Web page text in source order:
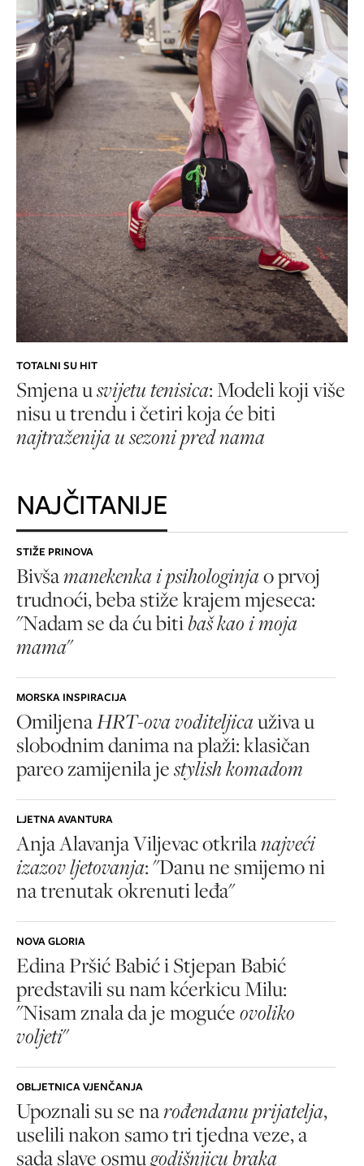
TOTALNI SU HIT
Smjena usvijetu tenisica: Modeli koji više
nisu u trendu i četiri koja će biti
najtraženija u sezoni pred nama
NAJČITANIJE
STIŽE PRINOVA
Bivšamanekenka i psihologinjao prvoj
trudnoći, beba stiže krajem mjeseca:
"Nadam se da ću bitibaš kao i moja
mama"
MORSKA INSPIRACIJA
OmiljenaHRT-ova voditeljicauživa u
slobodnim danima na plaži: klasičan
pareo zamijenila jestylish komadom
LJETNA AVANTURA
Anja Alavanja Viljevac otkrilanajveći
izazov ljetovanja: "Danu ne smijemo ni
na trenutak okrenuti leđa"
NOVA GLORIA
Edina Pršić Babić i Stjepan Babić
predstavili su nam kćerkicu Milu:
"Nisam znala da je mogućeovoliko
voljeti"
OBLJETNICA VJENČANJA
Upoznali su se narođendanu prijatelja,
uselili nakon samo tri tjedna veze, a
sada slave osmugodišnjicu braka